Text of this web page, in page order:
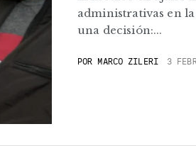
administrativas en
una decisión:...
POR MARCO ZILERI 3